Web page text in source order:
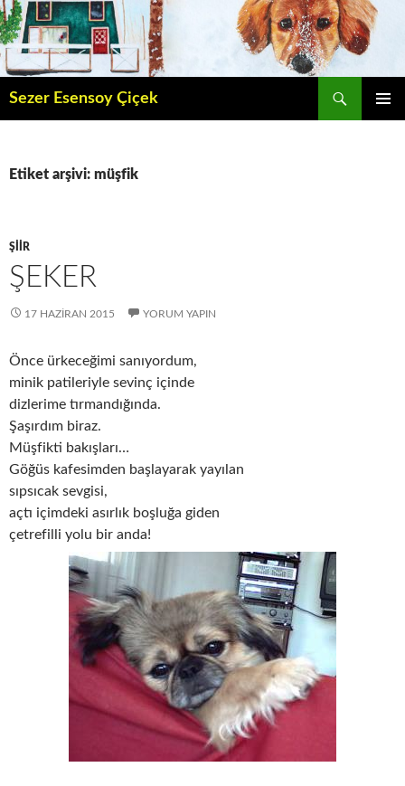
İçeriğe
atla
Sezer Esensoy Çiçek
Etiket arşivi: müşfik
ŞIIR
ŞEKER
17 HAZIRAN 2015 YORUM YAPIN
Önce ürkeceğimi sanıyordum,
minik patileriyle sevinç içinde
dizlerime tırmandığında.
Şaşırdım biraz.
Müşfikti bakışları…
Göğüs kafesimden başlayarak yayılan
sıpsıcak sevgisi,
açtı içimdeki asırlık boşluğa giden
çetrefilli yolu bir anda!